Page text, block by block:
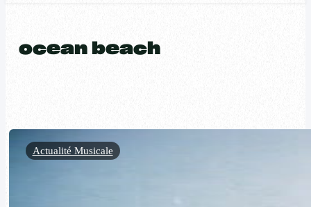
ocean beach
Actualité Musicale